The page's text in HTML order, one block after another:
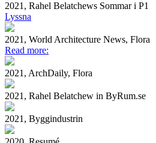
2021, Rahel Belatchews Sommar i P1
Lyssna
2021, World Architecture News, Flora
Read more:
2021, ArchDaily, Flora
2021, Rahel Belatchew in ByRum.se
2021, Byggindustrin